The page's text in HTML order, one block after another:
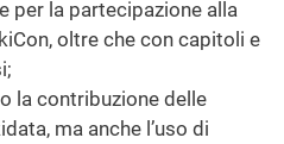
la partecipazione alla
oltre che con capitoli e
la contribuzione delle
ma anche l’uso di